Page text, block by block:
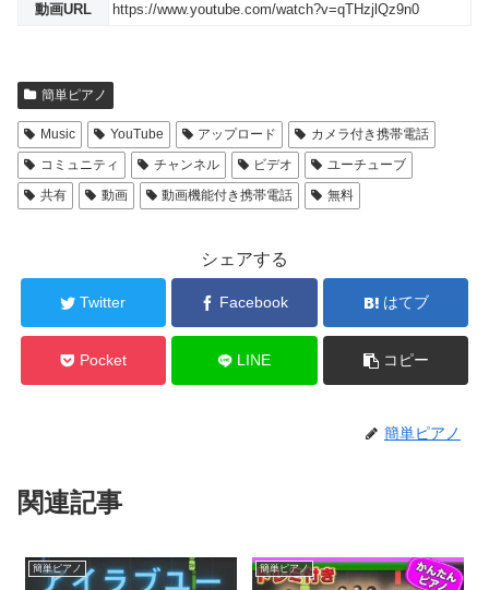
動画URL https://www.youtube.com/watch?v=qTHzjlQz9n0
簡単ピアノ
Music YouTube アップロード
カメラ付き携帯電話
コミュニティ
チャンネル ビデオ
ユーチューブ
共有
動画 動画機能付き携帯電話 無料
シェアする
Twitter Facebook はてブ
Pocket LINE コピー
簡単ピアノ
関連記事
簡単ピアノ 簡単ピアノ